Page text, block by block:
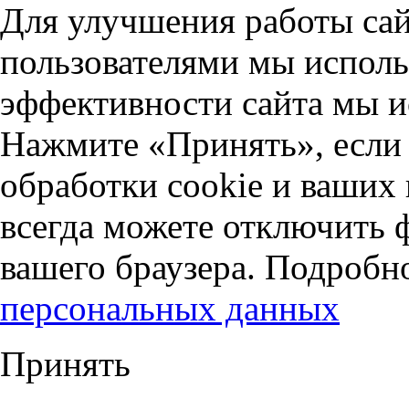
Для улучшения работы
пользователями мы
эффективности сайта мы
Нажмите «Принять», если
обработки cookie и
всегда можете отключить
вашего браузера.
персональных данных
Принять